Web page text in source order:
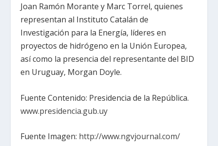
Joan Ramón Morante y Marc Torrel, quienes
representan al Instituto Catalán de
Investigación para la Energía, líderes en
proyectos de hidrógeno en la Unión Europea,
así como la presencia del representante del BID
en Uruguay, Morgan Doyle.
Fuente Contenido: Presidencia de la República.
www.presidencia.gub.uy
Fuente Imagen: http://www.ngvjournal.com/